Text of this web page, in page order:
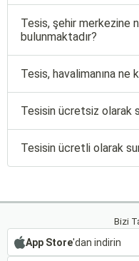
Tesis, şehir merkezine
bulunmaktadır?
Tesis, havalimanına ne
Tesisin ücretsiz olarak
Tesisin ücretli olarak
Bizi
App Store'dan indirin